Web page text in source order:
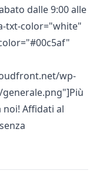
dalle 9:00 alle
txt-color="white"
wp-
Affidati al